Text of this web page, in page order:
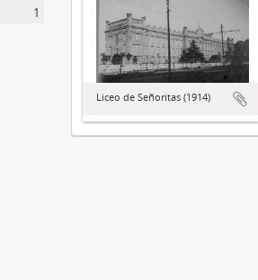
1
Liceo de Señoritas (1914)